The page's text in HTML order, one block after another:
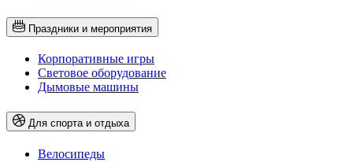
Праздники и мероприятия
Корпоративные игры
Световое оборудование
Дымовые машины
Для спорта и отдыха
Велосипеды